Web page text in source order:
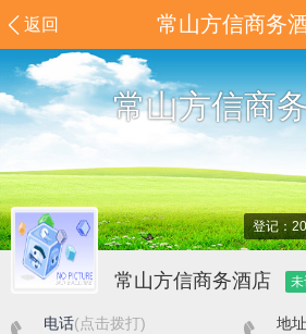
返回 常山方信商务
常山方信商
登记：
常山方信商务酒店
电话(点击拨打)
地址